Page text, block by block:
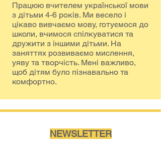
Працюю вчителем української мови
з дітьми 4-6 років. Ми весело і
цікаво вивчаємо мову, готуємося до
школи, вчимося спілкуватися та
дружити з іншими дітьми. На
заняттях розвиваємо мислення,
уяву та творчість. Мені важливо,
щоб дітям було пізнавально та
комфортно.
NEWSLETTER